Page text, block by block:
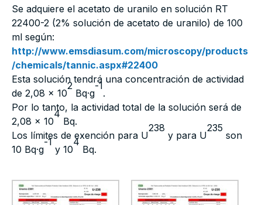
Se adquiere el acetato de uranilo en solución RT
22400-2 (2% solución de acetato de uranilo) de 100
ml según:
http://www.emsdiasum.com/microscopy/products
/chemicals/tannic.aspx#22400
Esta solución tendrá una concentración de actividad
de 2,08 x 10
2
Bq·g
-1
.
Por lo tanto, la actividad total de la solución será de
2,08 x 10
4
Bq.
Los límites de exención para U
238
y para U
235
son
10 Bq·g
-1
y 10
4
Bq.